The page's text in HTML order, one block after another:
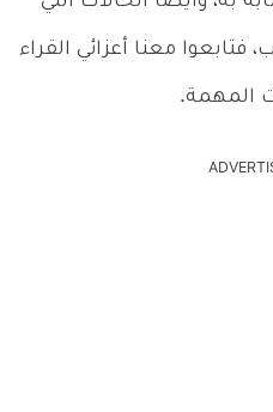
فتابعوا معنا أعزائي القراء
المهمة.